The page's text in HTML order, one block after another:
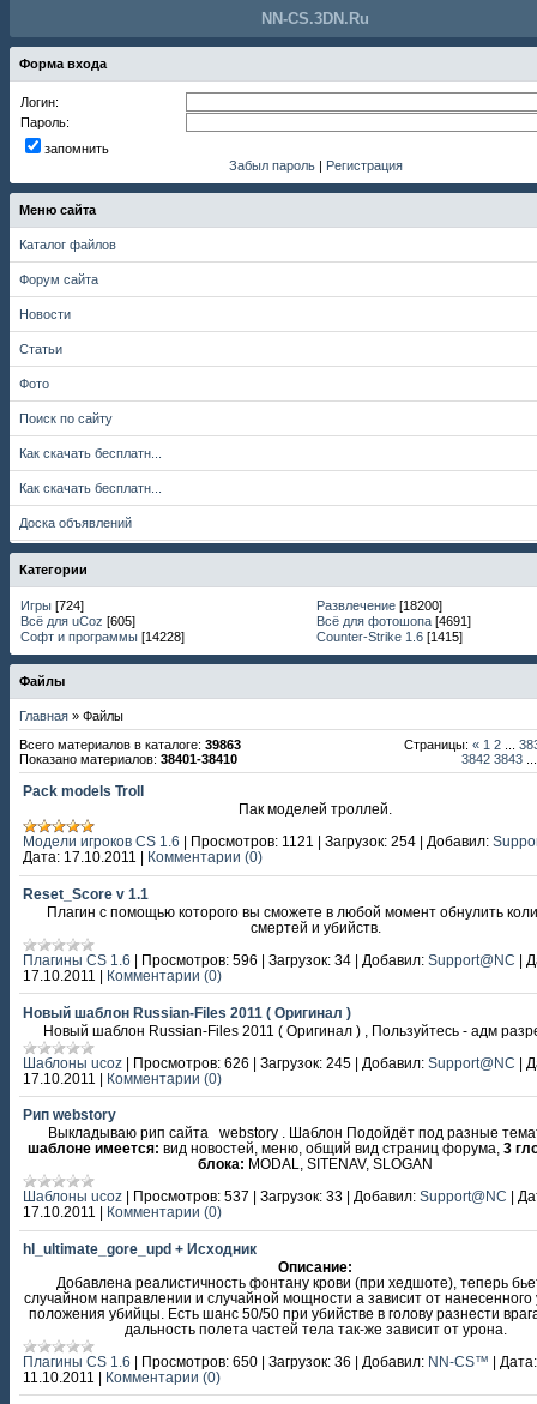
NN-CS.3DN.Ru
Форма входа
Логин:
Пароль:
запомнить
Забыл пароль | Регистрация
Меню сайта
Каталог файлов
Форум сайта
Новости
Статьи
Фото
Поиск по сайту
Как скачать бесплатн...
Как скачать бесплатн...
Доска объявлений
Категории
Игры [724] Развлечение [18200]
Всё для uCoz [605] Всё для фотошопа [4691]
Софт и программы [14228] Сounter-Strike 1.6 [1415]
Файлы
Главная » Файлы
Всего материалов в каталоге: 39863
Показано материалов: 38401-38410
Страницы: « 1 2
3842 3843
Pack models Troll
Пак моделей троллей.
Модели игроков CS 1.6 Просмотров: 1121 Загрузок: 254 Добавил:
Дата: 17.10.2011 Комментарии (0)
Reset_Score v 1.1
Плагин с помощью которого вы сможете в любой момент обнулить
смертей и убийств.
Плагины CS 1.6 | Просмотров: 596 | Загрузок: 34 | Добавил: Support@NC |
17.10.2011 | Комментарии (0)
Новый шаблон Russian-Files 2011 ( Оригинал )
Новый шаблон Russian-Files 2011 ( Оригинал ) , Пользуйтесь - адм
Шаблоны ucoz | Просмотров: 626 | Загрузок: 245 | Добавил: Support@NC |
17.10.2011 | Комментарии (0)
Рип webstory
Выкладываю рип сайта webstory . Шаблон Подойдёт под разные
шаблоне имеется: вид новостей, меню, общий вид страниц форума,3
блока: MODAL, SITENAV, SLOGAN
Шаблоны ucoz Просмотров: 537 Загрузок: 33 Добавил: Support@NC
17.10.2011
Комментарии (0)
hl_ultimate_gore_upd + Исходник
Описание:
Добавлена реалистичность фонтану крови (при хедшоте), теперь
случайном направлении и случайной мощности а зависит от нанесенного
положения убийцы. Есть шанс 50/50 при убийстве в голову разнести
дальность полета частей тела так-же зависит от урона.
Плагины CS 1.6 | Просмотров: 650 | Загрузок: 36 | Добавил: NN-CS™ | Дата:
11.10.2011 | Комментарии (0)